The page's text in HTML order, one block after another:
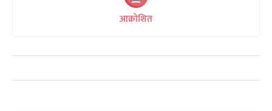
आक्रोशित